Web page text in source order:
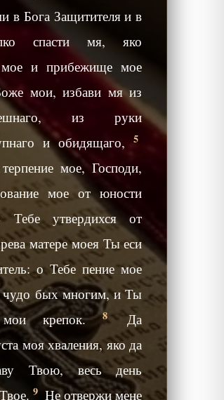
в Бога Защитителя и в
спасти мя, яко
мое и прибежище мое
мои, избави мя из
из руки
и обидящаго,5
мое, Господи,
мое от юности
утвердихся от
матере моея Ты еси
о Тебе пение мое
бых многим, и Ты
мои крепок.8 Да
моя хваления, яко да
Твою, весь день
9 Не отвержи мене